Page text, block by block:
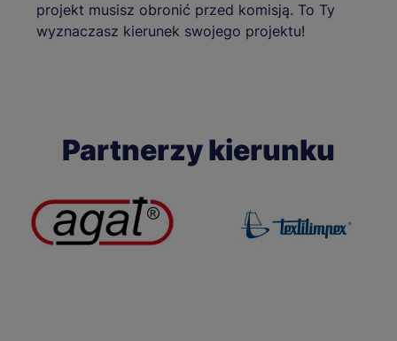
projekt musisz obronić przed komisją. To Ty
wyznaczasz kierunek swojego projektu!
Partnerzy kierunku